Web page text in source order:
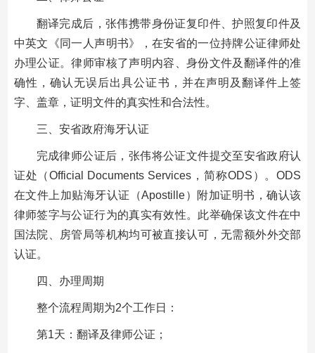
翻译完成后，张伟携带身份证复印件、护照复印件及
中英文《同一人声明书》，在安省的一位持牌公证律师处
办理公证。律师审核了声明内容、身份文件及翻译件的准
确性，确认无误后出具公证书，并在声明及翻译件上签
字、盖章，证明文件的真实性和合法性。
三、安省政府海牙认证
完成律师公证后，张伟将公证文件提交至安省政府认
证处（Official Documents Services，简称ODS）。ODS
在文件上加贴海牙认证（Apostille）附加证明书，确认该
律师签字与公证行为的真实有效性。此举确保该文件在中
国法院、房管局等机构均可被直接认可，无需额外外交部
认证。
四、办理周期
整个流程周期为2个工作日：
第1天：翻译及律师公证；